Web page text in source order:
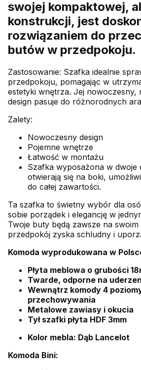
swojej kompaktowej,
konstrukcji, jest
rozwiązaniem do
butów w przedpokoju.
Zastosowanie: Szafka idealnie
przedpokoju, pomagając w
estetyki wnętrza. Jej nowoczesny,
design pasuje do różnorodnych
Zalety:
Nowoczesny design
Pojemne wnętrze
Łatwość w montażu
Szafka wyposażona w dwoje
otwierają się na boki,
do całej zawartości.
Ta szafka to świetny wybór dla
sobie porządek i elegancję w
Twoje buty będą zawsze na swoim
przedpokój zyska schludny i
Komoda wyprodukowana w
Płyta meblowa o grubości
Twarde, odporne na
Wewnątrz komody 4
przechowywania
Metalowe zawiasy i okucia
Tył szafki płyta HDF 3mm
Kolor mebla: Dąb Lancelot
Komoda Bini: